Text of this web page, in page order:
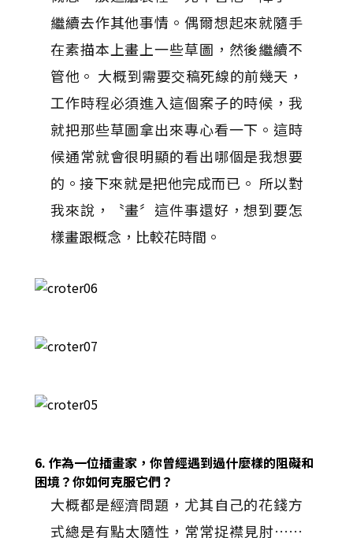
繼續去作其他事情。偶爾想起來就隨手
在素描本上畫上一些草圖，然後繼續不
管他。 大概到需要交稿死線的前幾天，
工作時程必須進入這個案子的時候，我
就把那些草圖拿出來專心看一下。這時
候通常就會很明顯的看出哪個是我想要
的。接下來就是把他完成而已。 所以對
我來說，〝畫〞這件事還好，想到要怎
樣畫跟概念，比較花時間。
6. 作為一位插畫家，你曾經遇到過什麼樣的阻礙和
困境？你如何克服它們？
大概都是經濟問題，尤其自己的花錢方
式總是有點太隨性，常常捉襟見肘……